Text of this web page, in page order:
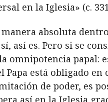
en la Iglesia» (c.
absoluta
así es. Pero si se
omnipotencia papal:
está obligado en
de poder, es
así en la Iglesia